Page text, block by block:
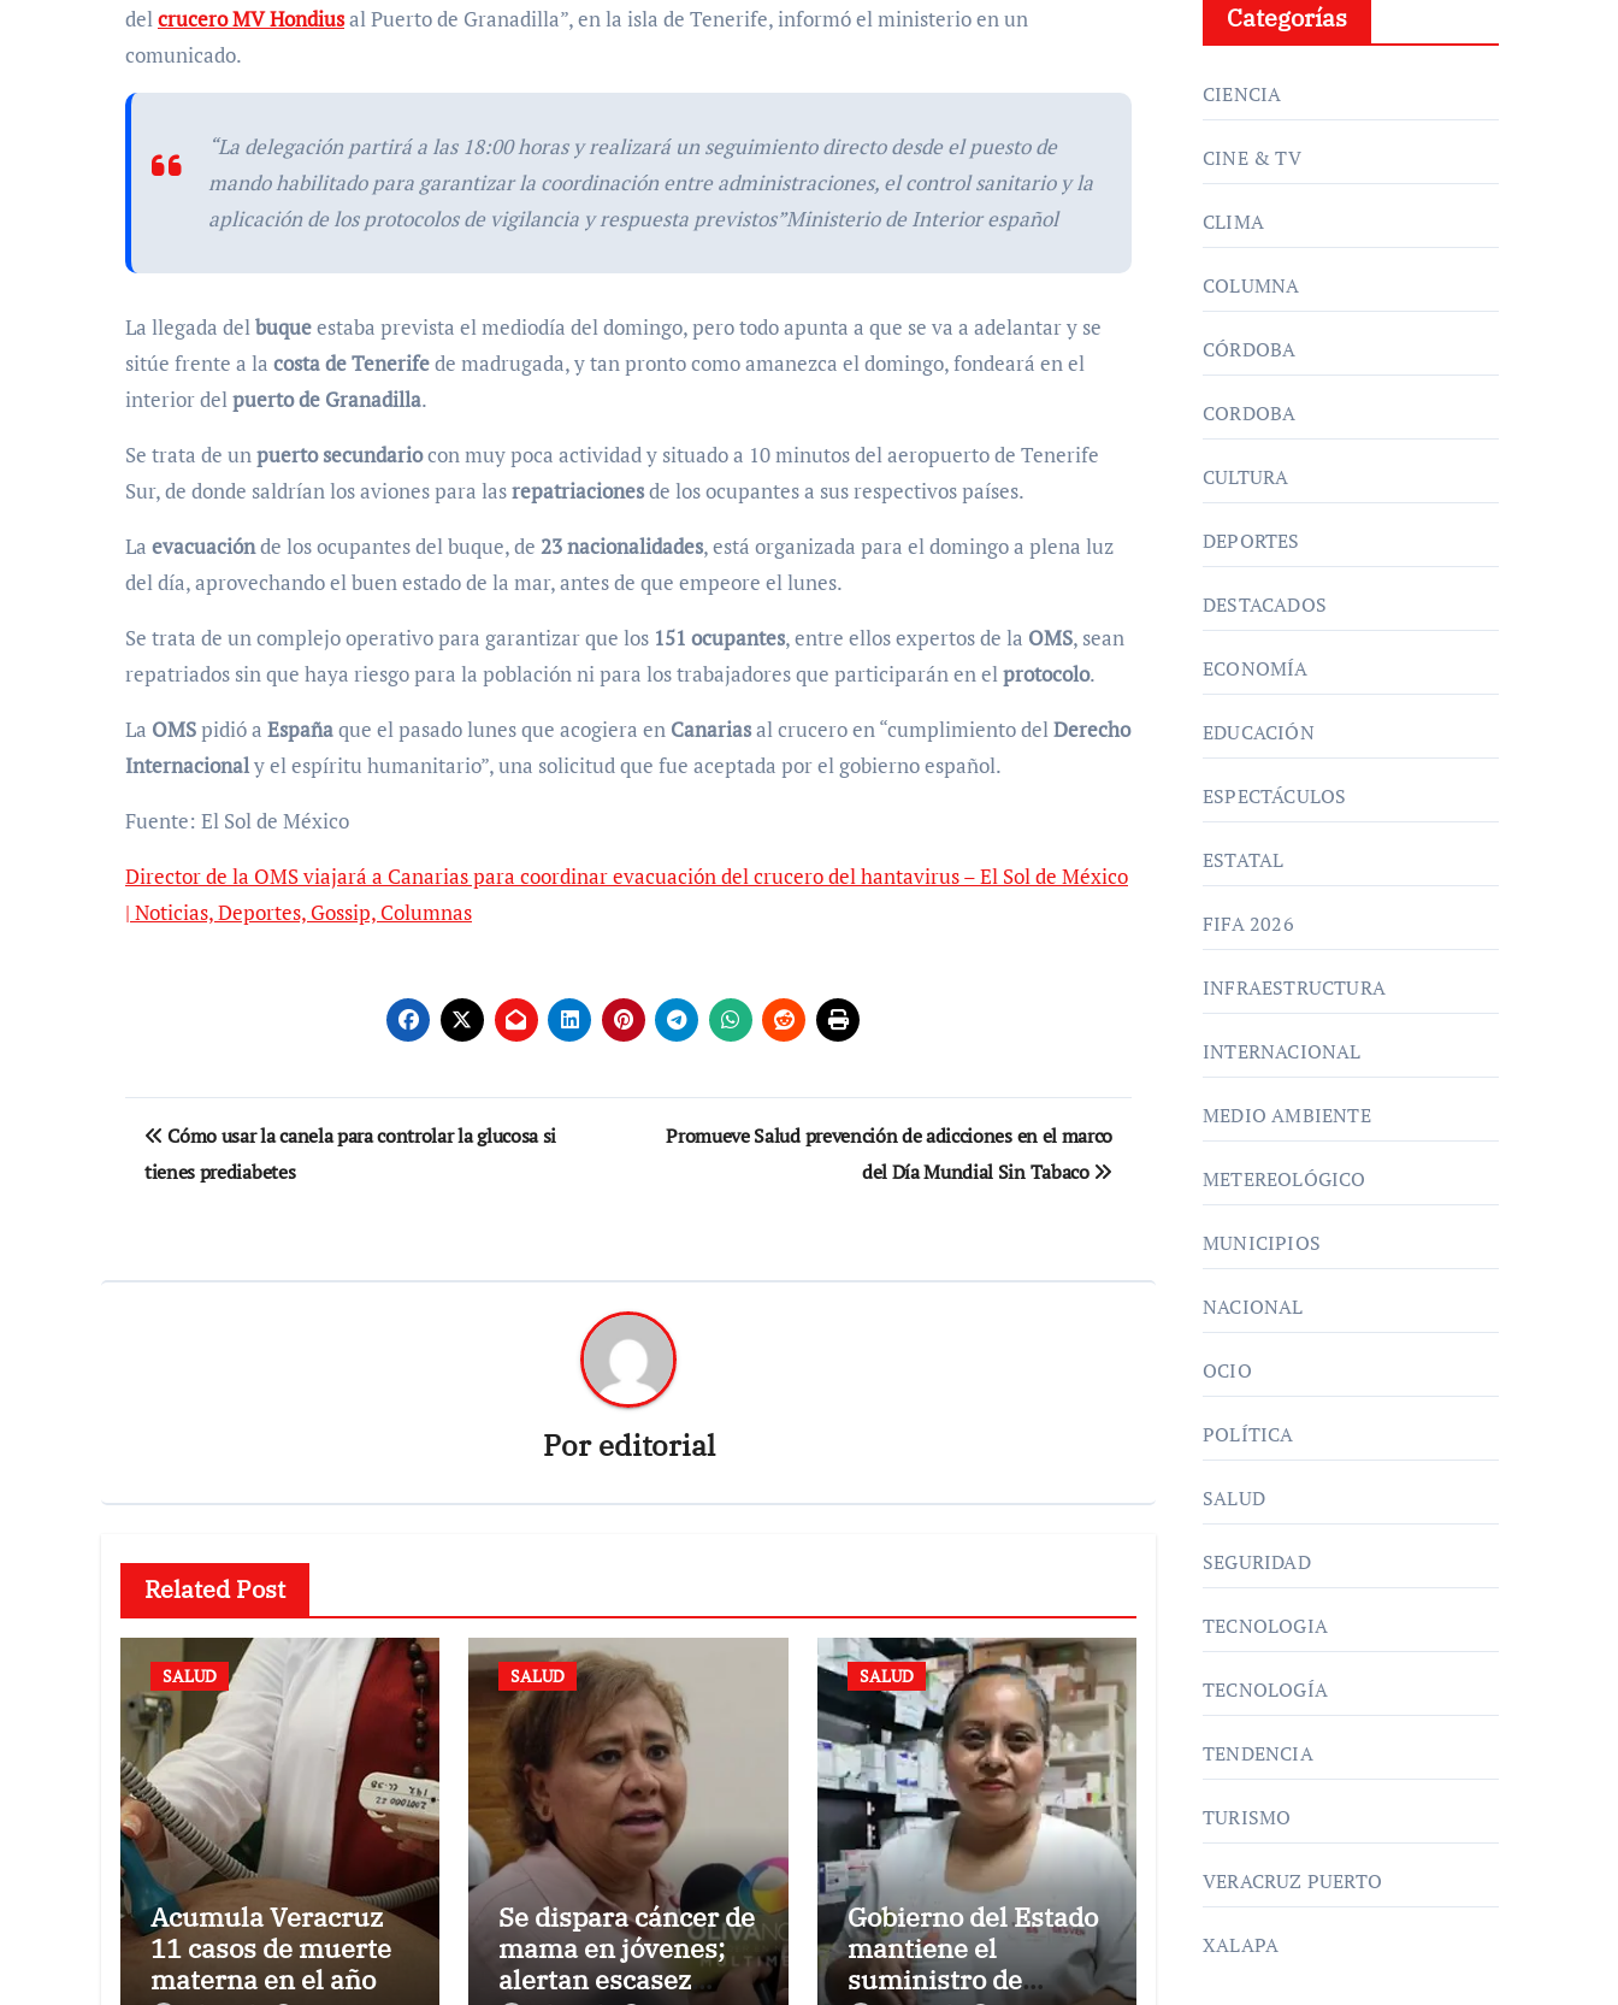
delcrucero MV Hondiusal Puerto de Granadilla”, en la isla de Tenerife, informó el ministerio en un
comunicado.
La delegación partirá a las 18:00 horas y realizará un seguimiento directo desde el puesto de
mando habilitado para garantizar la coordinación entre administraciones, el control sanitario y la
aplicación de los protocolos de vigilancia y respuesta previstos Ministerio de Interior español
La llegada delbuqueestaba prevista el mediodía del domingo, pero todo apunta a que se va a adelantar y se
sitúe frente a la costa de Tenerifede madrugada, y tan pronto como amanezca el domingo, fondeará en el
interior delpuerto de Granadilla.
Se trata de unpuerto secundariocon muy poca actividad y situado a 10 minutos del aeropuerto de Tenerife
Sur, de donde saldrían los aviones para lasrepatriacionesde los ocupantes a sus respectivos países.
La evacuaciónde los ocupantes del buque, de 23 nacionalidades, está organizada para el domingo a plena luz
del día, aprovechando el buen estado de la mar, antes de que empeore el lunes.
Se trata de un complejo operativo para garantizar que los 151 ocupantes, entre ellos expertos de la OMS, sean
repatriados sin que haya riesgo para la población ni para los trabajadores que participarán en elprotocolo.
La OMSpidió a Españaque el pasado lunes que acogiera en Canariasal crucero en “cumplimiento delDerecho
Internacionaly el espíritu humanitario”, una solicitud que fue aceptada por el gobierno español.
Fuente: El Sol de México
Director de la OMS viajará a Canarias para coordinar evacuación del crucero del hantavirus – El Sol de México
| Noticias, Deportes, Gossip, Columnas
Navegación
de
Cómo usar la canela para controlar la glucosa si
tienes prediabetes
Promueve Salud prevención de adicciones en el marco
del Día Mundial Sin Tabaco
Poreditorial
Related Post
SALUD
Acumula Veracruz
11 casos de muerte
materna en el año
SALUD
Se dispara cáncer de
mama en jóvenes;
alertan escasez
SALUD
Gobierno del Estado
mantiene el
suministro de
Categorías
CIENCIA
CINE & TV
CLIMA
COLUMNA
CÓRDOBA
CORDOBA
CULTURA
DEPORTES
DESTACADOS
ECONOMÍA
EDUCACIÓN
ESPECTÁCULOS
ESTATAL
FIFA 2026
INFRAESTRUCTURA
INTERNACIONAL
MEDIO AMBIENTE
METEREOLÓGICO
MUNICIPIOS
NACIONAL
OCIO
POLÍTICA
SALUD
SEGURIDAD
TECNOLOGIA
TECNOLOGÍA
TENDENCIA
TURISMO
VERACRUZ PUERTO
XALAPA